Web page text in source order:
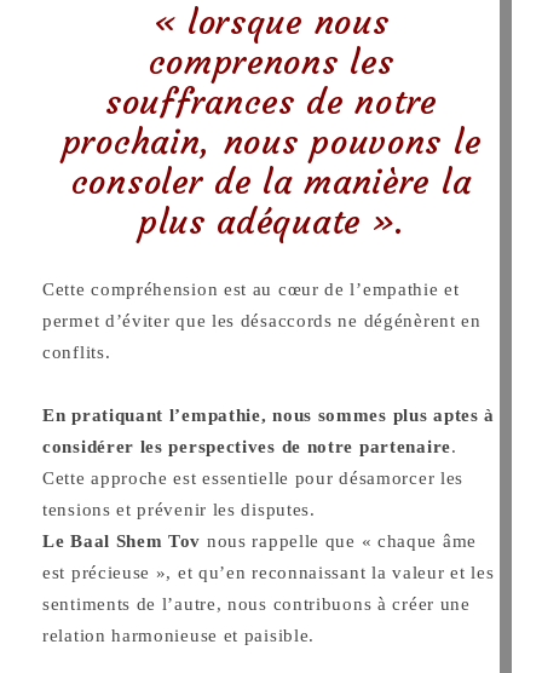
« lorsque nous
comprenons les
souffrances de notre
prochain, nous pouvons le
consoler de la manière la
plus adéquate ».
Cette compréhension est au cœur de l’empathie et
permet d’éviter que les désaccords ne dégénèrent en
conflits.
En pratiquant l’empathie, nous sommes plus aptes à
considérer les perspectives de notre partenaire.
Cette approche est essentielle pour désamorcer les
tensions et prévenir les disputes.
Le Baal Shem Tov nous rappelle que « chaque âme
est précieuse », et qu’en reconnaissant la valeur et les
sentiments de l’autre, nous contribuons à créer une
relation harmonieuse et paisible.